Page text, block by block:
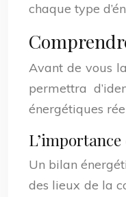
chaque type
Avant de vous
permettra
énergétiques
Un bilan
des lieux de la